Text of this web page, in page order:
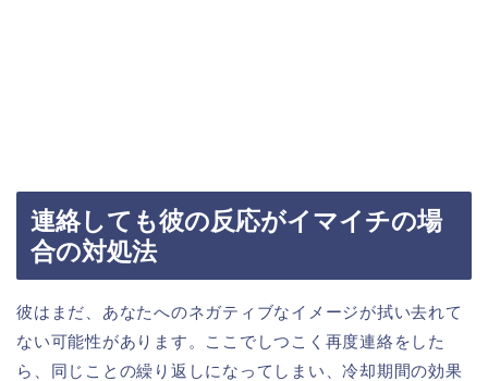
連絡しても彼の反応がイマイチの場
合の対処法
彼はまだ、あなたへのネガティブなイメージが拭い去れて
ない可能性があります。ここでしつこく再度連絡をした
ら、同じことの繰り返しになってしまい、冷却期間の効果